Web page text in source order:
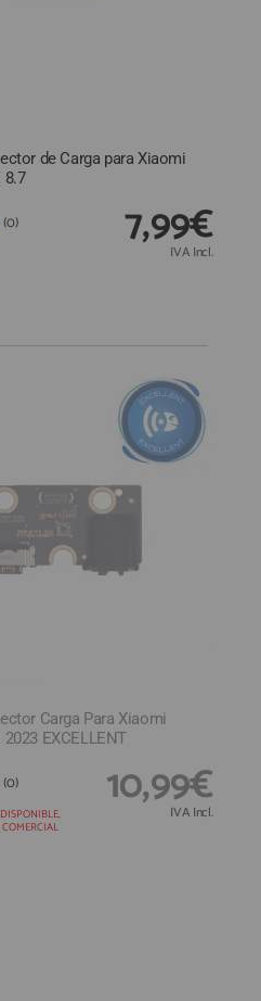
de Carga para Xiaomi
8.7
(0) 7,99€
IVA Incl.
Carga Para Xiaomi
2023 EXCELLENT
(0) 10,99€
IVA Incl.